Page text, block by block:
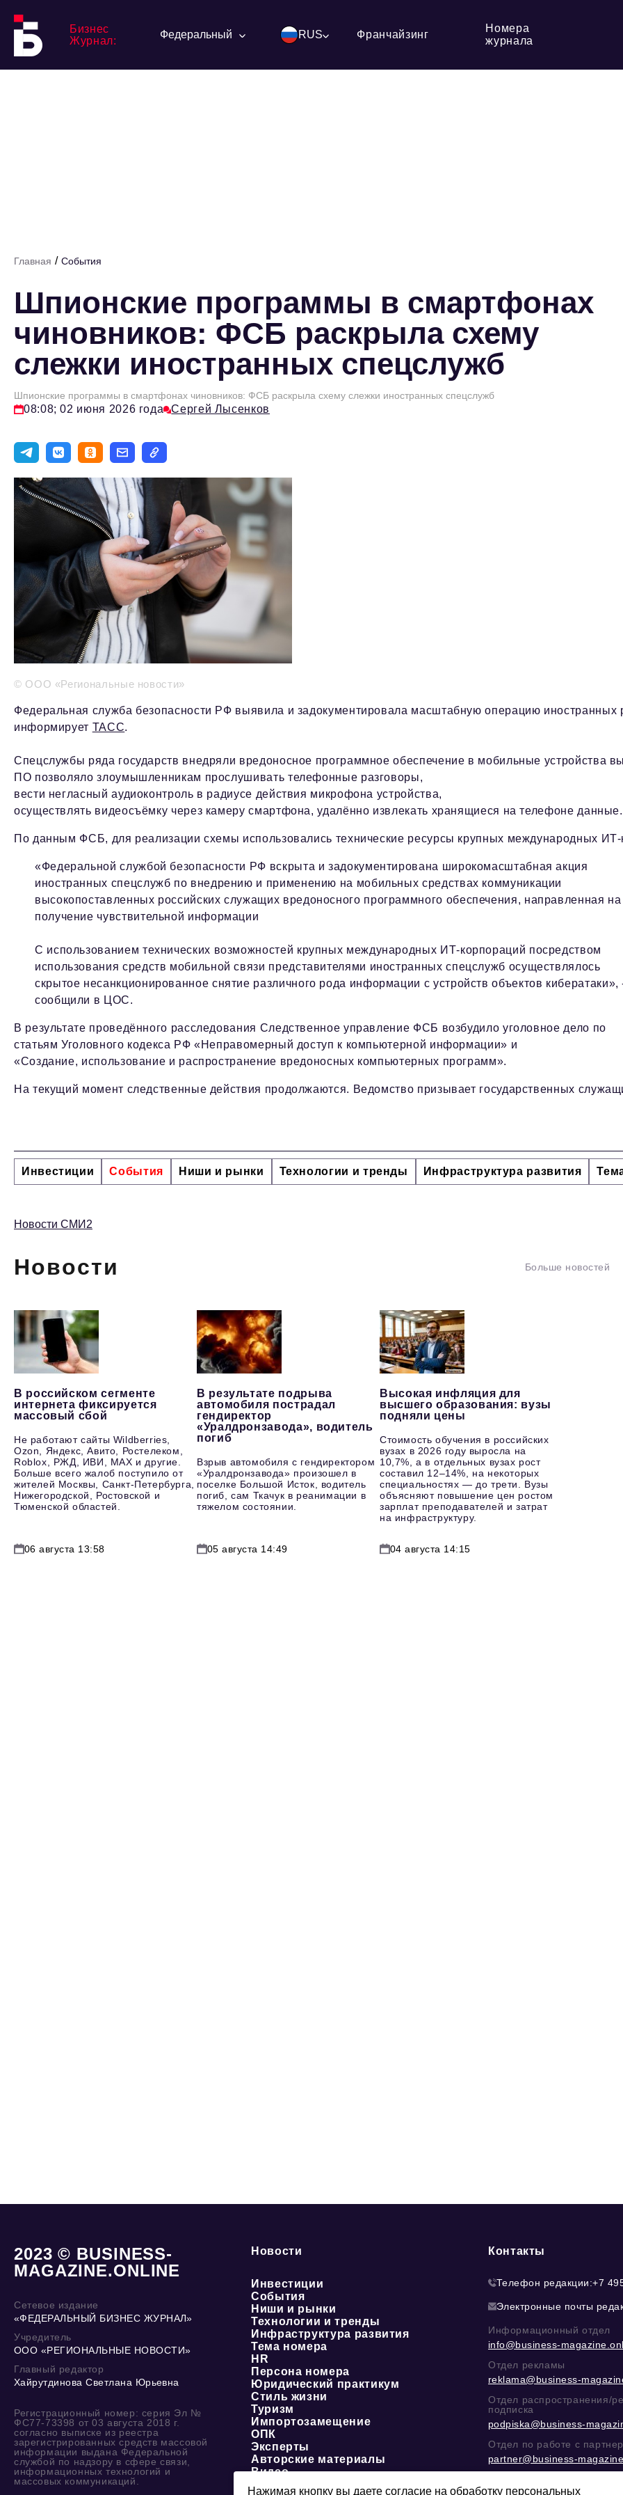
Бизнес
Журнал:
Федеральный RUS Франчайзинг
Номера
журнала
Главная / События
Шпионские программы в смартфонах
чиновников: ФСБ раскрыла схему
слежки иностранных спецслужб
Шпионские программы в смартфонах чиновников: ФСБ раскрыла схему слежки иностранных спецслужб
08:08; 02 июня 2026 года Сергей Лысенков
© ООО «Региональные новости»
Федеральная служба безопасности РФ выявила и задокументировала масштабную операцию иностранных
информирует ТАСС.
Спецслужбы ряда государств внедряли вредоносное программное обеспечение в мобильные
ПО позволяло злоумышленникам прослушивать телефонные разговоры,
вести негласный аудиоконтроль в радиусе действия микрофона устройства,
осуществлять видеосъёмку через камеру смартфона, удалённо извлекать хранящиеся на телефоне данные.
По данным ФСБ, для реализации схемы использовались технические ресурсы крупных международных
«Федеральной службой безопасности РФ вскрыта и задокументирована широкомасштабная акция
иностранных спецслужб по внедрению и применению на мобильных средствах коммуникации
высокопоставленных российских служащих вредоносного программного обеспечения, направленная на
получение чувствительной информации
С использованием технических возможностей крупных международных ИТ-корпораций посредством
использования средств мобильной связи представителями иностранных спецслужб осуществлялось
скрытое несанкционированное снятие различного рода информации с устройств объектов кибератаки»,
сообщили в ЦОС.
В результате проведённого расследования Следственное управление ФСБ возбудило уголовное дело по
статьям Уголовного кодекса РФ «Неправомерный доступ к компьютерной информации» и
«Создание, использование и распространение вредоносных компьютерных программ».
На текущий момент следственные действия продолжаются. Ведомство призывает государственных
Инвестиции События Ниши и рынки Технологии и тренды Инфраструктура развития
Новости СМИ2
Новости Больше новостей
В российском сегменте
интернета фиксируется
массовый сбой
Не работают сайты Wildberries,
Ozon, Яндекс, Авито, Ростелеком,
Roblox, РЖД, ИВИ, MAX и другие.
Больше всего жалоб поступило от
жителей Москвы, Санкт-Петербурга,
Нижегородской, Ростовской и
Тюменской областей.
06 августа 13:58
В результате подрыва
автомобиля пострадал
гендиректор
«Уралдронзавода», водитель
погиб
Взрыв автомобиля с гендиректором
«Уралдронзавода» произошел в
поселке Большой Исток, водитель
погиб, сам Ткачук в реанимации в
тяжелом состоянии.
05 августа 14:49
Высокая инфляция для
высшего образования: вузы
подняли цены
Стоимость обучения в российских
вузах в 2026 году выросла на
10,7%, а в отдельных вузах рост
составил 12–14%, на некоторых
специальностях — до трети. Вузы
объясняют повышение цен ростом
зарплат преподавателей и затрат
на инфраструктуру.
04 августа 14:15
2023 © BUSINESS-
MAGAZINE.ONLINE
Сетевое издание
«ФЕДЕРАЛЬНЫЙ БИЗНЕС ЖУРНАЛ»
Учредитель
ООО «РЕГИОНАЛЬНЫЕ НОВОСТИ»
Главный редактор
Хайрутдинова Светлана Юрьевна
Регистрационный номер: серия Эл №
ФС77-73398 от 03 августа 2018 г.
согласно выписке из реестра
зарегистрированных средств массовой
информации выдана Федеральной
службой по надзору в сфере связи,
информационных технологий и
массовых коммуникаций.
Новости
Инвестиции
События
Ниши и рынки
Технологии и тренды
Инфраструктура развития
Тема номера
HR
Персона номера
Юридический практикум
Стиль жизни
Туризм
Импортозамещение
ОПК
Эксперты
Авторские материалы
Видео
Контакты
Телефон редакции:+7
Электронные почты
Информационный отдел
info@business-
Отдел рекламы
reklama@business-
Отдел распространения/
подписка
podpiska@business-
Отдел по работе с
partner@business-
@mazovилиMAX
Нажимая кнопку вы даете согласие на обработку персональных